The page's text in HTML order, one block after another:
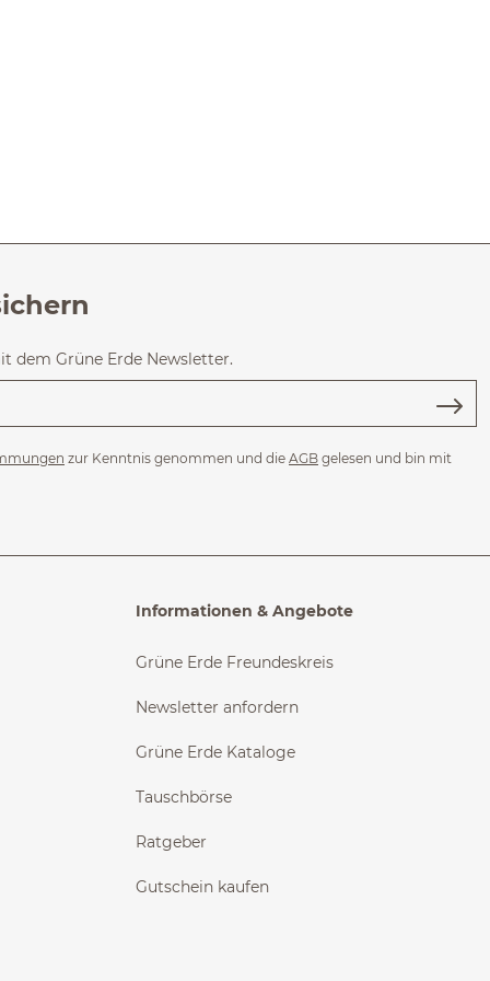
dem Grüne Erde Newsletter.
zur Kenntnis genommen und die AGB gelesen und bin mit
Informationen & Angebote
Grüne Erde Freundeskreis
Newsletter anfordern
Grüne Erde Kataloge
Tauschbörse
Ratgeber
Gutschein kaufen